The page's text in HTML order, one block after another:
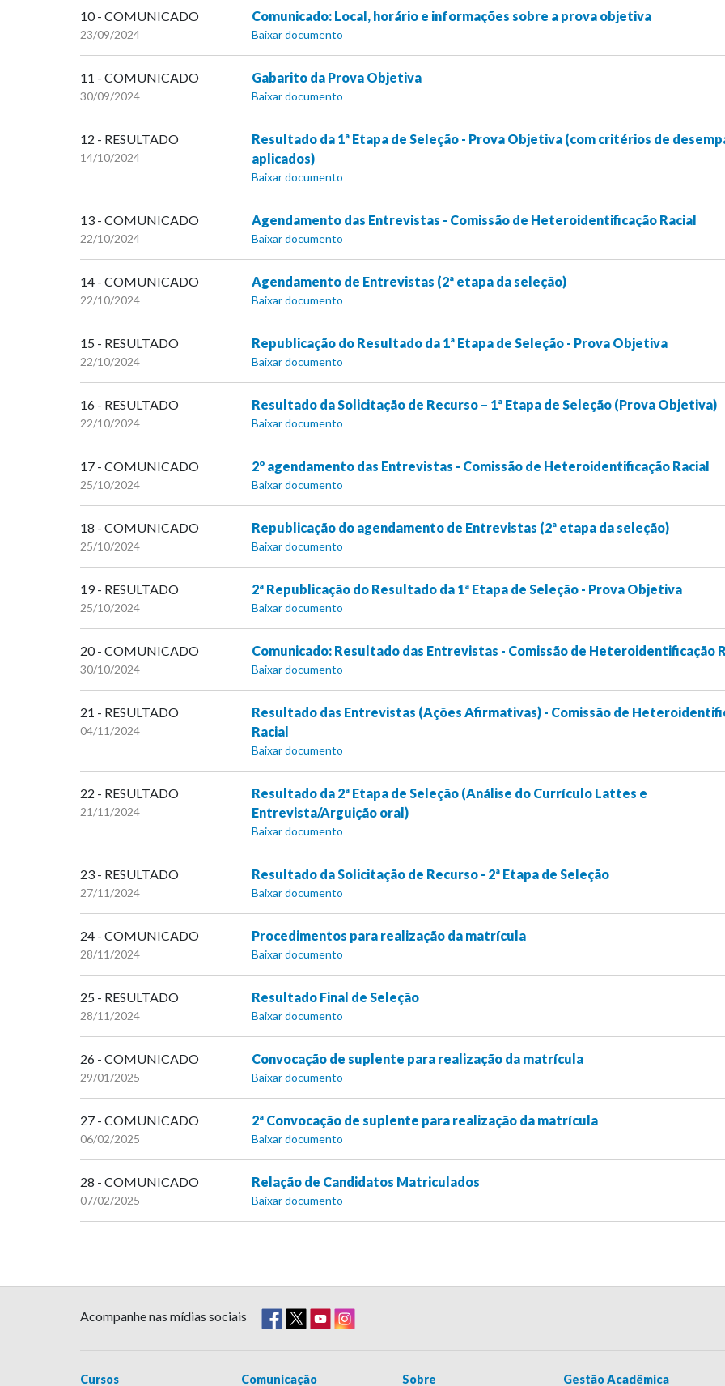
10 - COMUNICADO
23/09/2024
Comunicado: Local, horário e informações sobre a prova objetiva
Baixar documento
11 - COMUNICADO
30/09/2024
Gabarito da Prova Objetiva
Baixar documento
12 - RESULTADO
14/10/2024
Resultado da 1ª Etapa de Seleção - Prova Objetiva (com critérios de
aplicados)
Baixar documento
13 - COMUNICADO
22/10/2024
Agendamento das Entrevistas - Comissão de Heteroidentificação Racial
Baixar documento
14 - COMUNICADO
22/10/2024
Agendamento de Entrevistas (2ª etapa da seleção)
Baixar documento
15 - RESULTADO
22/10/2024
Republicação do Resultado da 1ª Etapa de Seleção - Prova Objetiva
Baixar documento
16 - RESULTADO
22/10/2024
Resultado da Solicitação de Recurso – 1ª Etapa de Seleção (Prova Objetiva)
Baixar documento
17 - COMUNICADO
25/10/2024
2º agendamento das Entrevistas - Comissão de Heteroidentificação Racial
Baixar documento
18 - COMUNICADO
25/10/2024
Republicação do agendamento de Entrevistas (2ª etapa da seleção)
Baixar documento
19 - RESULTADO
25/10/2024
2ª Republicação do Resultado da 1ª Etapa de Seleção - Prova Objetiva
Baixar documento
20 - COMUNICADO
30/10/2024
Comunicado: Resultado das Entrevistas - Comissão de Heteroidentificação
Baixar documento
21 - RESULTADO
04/11/2024
Resultado das Entrevistas (Ações Afirmativas) - Comissão de
Racial
Baixar documento
22 - RESULTADO
21/11/2024
Resultado da 2ª Etapa de Seleção (Análise do Currículo Lattes e
Entrevista/Arguição oral)
Baixar documento
23 - RESULTADO
27/11/2024
Resultado da Solicitação de Recurso - 2ª Etapa de Seleção
Baixar documento
24 - COMUNICADO
28/11/2024
Procedimentos para realização da matrícula
Baixar documento
25 - RESULTADO
28/11/2024
Resultado Final de Seleção
Baixar documento
26 - COMUNICADO
29/01/2025
Convocação de suplente para realização da matrícula
Baixar documento
27 - COMUNICADO
06/02/2025
2ª Convocação de suplente para realização da matrícula
Baixar documento
28 - COMUNICADO
07/02/2025
Relação de Candidatos Matriculados
Baixar documento
Acompanhe nas mídias sociais
Cursos Comunicação Sobre Gestão Acadêmica